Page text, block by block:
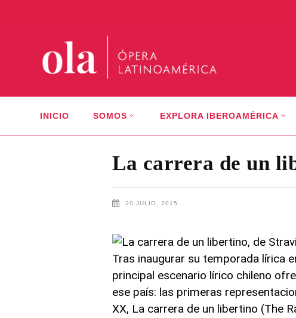
INICIO SOMOS EXPLORA IBEROAMÉRICA
La carrera de un
20 JULIO, 2015
Tras inaugurar su temporada lírica
principal escenario lírico chileno
ese país: las primeras
XX, La carrera de un libertino (The